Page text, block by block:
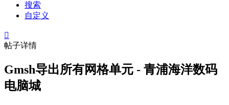
搜索
自定义

帖子详情
Gmsh导出所有网格单元 - 青浦海洋数码
电脑城